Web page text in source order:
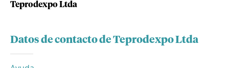
Teprodexpo Ltda
Datos de contacto de Teprodexpo Ltda